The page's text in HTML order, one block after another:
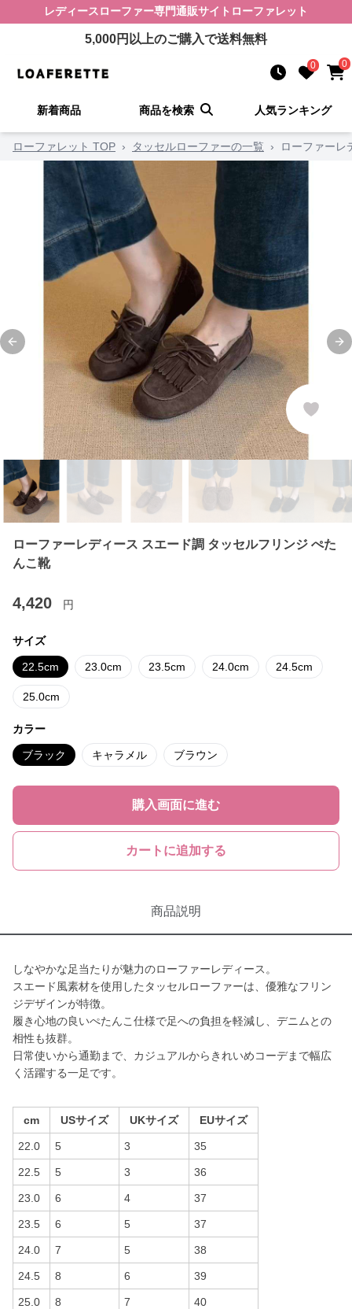
レディースローファー専門通販サイト ローファレット
5,000円以上のご購入で送料無料
0 0
新着商品 商品を検索 人気ランキング
ローファレット TOP › タッセルローファーの一覧 › ローファーレ
Previous slide
ローファーレディース スエード調 タッセルフリンジ ぺた
んこ靴
4,420 円
サイズ
22.5cm 23.0cm 23.5cm 24.0cm 24.5cm
25.0cm
カラー
ブラック キャラメル ブラウン
購入画面に進む
カートに追加する
商品説明
しなやかな足当たりが魅力のローファーレディース。
スエード風素材を使用したタッセルローファーは、優雅なフリン
ジデザインが特徴。
履き心地の良いぺたんこ仕様で足への負担を軽減し、デニムとの
相性も抜群。
日常使いから通勤まで、カジュアルからきれいめコーデまで幅広
く活躍する一足です。
cm USサイズ UKサイズ EUサイズ
22.0 5 3 35
22.5 5 3 36
23.0 6 4 37
23.5 6 5 37
24.0 7 5 38
24.5 8 6 39
25.0 8 7 40